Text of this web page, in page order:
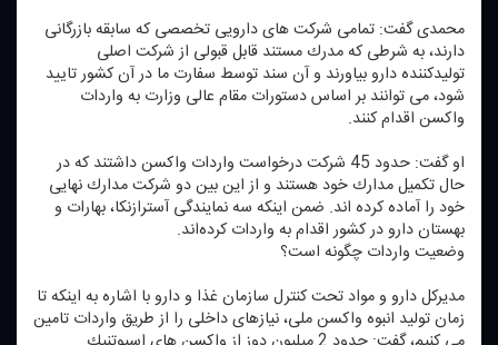
محمدی گفت: تمامی شركت های دارویی تخصصی كه سابقه بازرگانی
دارند، به شرطی كه مدرك مستند قابل قبولی از شركت اصلی
تولیدكننده دارو بیاورند و آن سند توسط سفارت ما در آن كشور تایید
شود، می توانند بر اساس دستورات مقام عالی وزارت به واردات
واكسن اقدام كنند.
او گفت: حدود 45 شركت درخواست واردات واكسن داشتند كه در
حال تكمیل مدارك خود هستند و از این بین دو شركت مدارك نهایی
خود را آماده كرده اند. ضمن اینكه سه نمایندگی آسترازنكا، بهارات و
بهستان دارو در كشور اقدام به واردات كرده‌اند.
وضعیت واردات چگونه است؟
مدیركل دارو و مواد تحت كنترل سازمان غذا و دارو با اشاره به اینكه تا
زمان تولید انبوه واكسن ملی، نیازهای داخلی را از طریق واردات تامین